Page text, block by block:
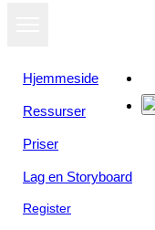
Hjemmeside
Ressurser
Priser
Lag en Storyboard
Register